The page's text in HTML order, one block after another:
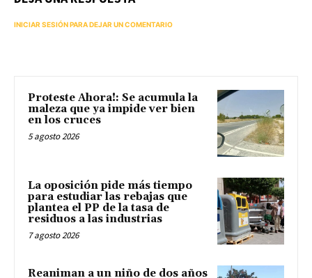
INICIAR SESIÓN PARA DEJAR UN COMENTARIO
Proteste Ahora!: Se acumula la
maleza que ya impide ver bien
en los cruces
5 agosto 2026
La oposición pide más tiempo
para estudiar las rebajas que
plantea el PP de la tasa de
residuos a las industrias
7 agosto 2026
Reaniman a un niño de dos años